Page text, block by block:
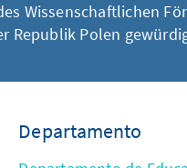
Wissenschaftlichen
Republik Polen
Departamento